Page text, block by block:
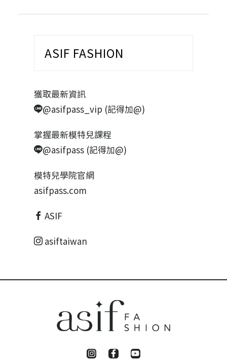
ASIF FASHION
獲取最新資訊
@asifpass_vip (記得加@)
掌握最新模特兒課程
@asifpass (記得加@)
模特兒學院官網
asifpass.com
ASIF
asiftaiwan